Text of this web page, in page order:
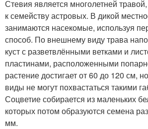
Стевия является многолетней
к семейству астровых. В дикой
занимаются насекомые, используя
способ. По внешнему виду трава
куст с разветвлёнными ветками и
пластинами, расположенными
растение достигает от 60 до 120 см,
виды не могут похвастаться такими
Соцветие собирается из маленьких
которых потом образуются семена
мм.